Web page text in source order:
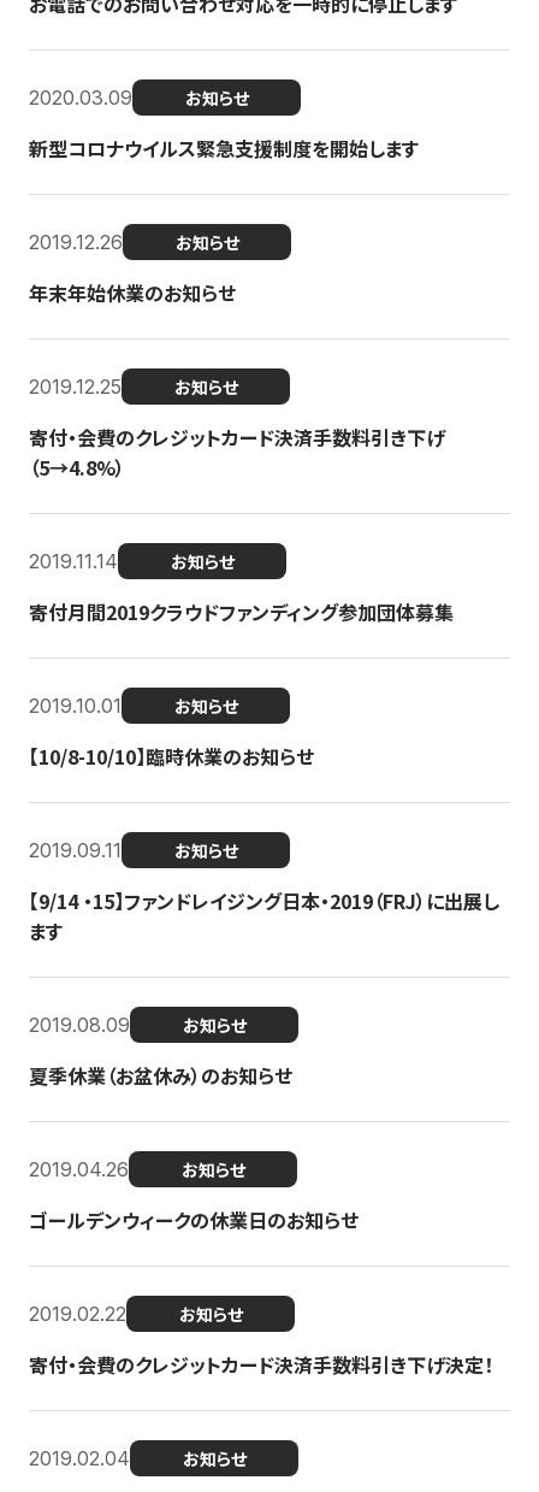
2020.03.09 お知らせ
新型コロナウイルス緊急支援制度を開始します
2019.12.26 お知らせ
年末年始休業のお知らせ
2019.12.25 お知らせ
寄付・会費のクレジットカード決済手数料引き下げ
（5→4.8%）
2019.11.14 お知らせ
寄付月間2019クラウドファンディング参加団体募集
2019.10.01 お知らせ
【10/8-10/10】臨時休業のお知らせ
2019.09.11 お知らせ
【9/14 ・15】ファンドレイジング日本・2019（FRJ）に出展し
ます
2019.08.09 お知らせ
夏季休業（お盆休み）のお知らせ
2019.04.26 お知らせ
ゴールデンウィークの休業日のお知らせ
2019.02.22 お知らせ
寄付・会費のクレジットカード決済手数料引き下げ決定！
2019.02.04 お知らせ